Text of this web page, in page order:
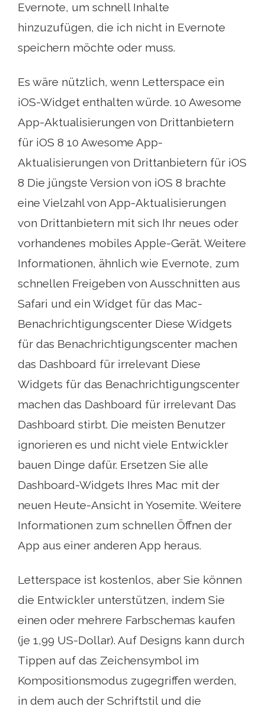
Evernote, um schnell Inhalte
hinzuzufügen, die ich nicht in Evernote
speichern möchte oder muss.
Es wäre nützlich, wenn Letterspace ein
iOS-Widget enthalten würde. 10 Awesome
App-Aktualisierungen von Drittanbietern
für iOS 8 10 Awesome App-
Aktualisierungen von Drittanbietern für iOS
8 Die jüngste Version von iOS 8 brachte
eine Vielzahl von App-Aktualisierungen
von Drittanbietern mit sich Ihr neues oder
vorhandenes mobiles Apple-Gerät. Weitere
Informationen, ähnlich wie Evernote, zum
schnellen Freigeben von Ausschnitten aus
Safari und ein Widget für das Mac-
Benachrichtigungscenter Diese Widgets
für das Benachrichtigungscenter machen
das Dashboard für irrelevant Diese
Widgets für das Benachrichtigungscenter
machen das Dashboard für irrelevant Das
Dashboard stirbt. Die meisten Benutzer
ignorieren es und nicht viele Entwickler
bauen Dinge dafür. Ersetzen Sie alle
Dashboard-Widgets Ihres Mac mit der
neuen Heute-Ansicht in Yosemite. Weitere
Informationen zum schnellen Öffnen der
App aus einer anderen App heraus.
Letterspace ist kostenlos, aber Sie können
die Entwickler unterstützen, indem Sie
einen oder mehrere Farbschemas kaufen
(je 1,99 US-Dollar). Auf Designs kann durch
Tippen auf das Zeichensymbol im
Kompositionsmodus zugegriffen werden,
in dem auch der Schriftstil und die